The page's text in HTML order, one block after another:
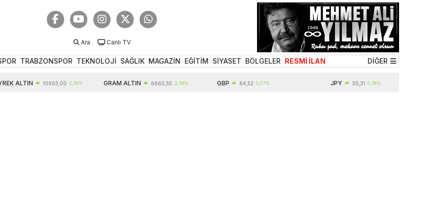
Ara Canlı TV
TRABZONSPOR TEKNOLOJİ SAĞLIK MAGAZİN EĞİTİM SİYASET BÖLGELER RESMİ İLAN DİĞER
ALTIN 10903,00 2,54% GRAM ALTIN 6660,55 2,59% GBP 64,52 0,27% JPY 30,31 0,39%